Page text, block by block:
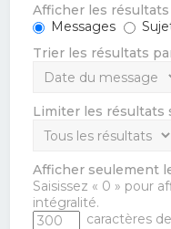
Afficher les
Messages
Trier les résultats
Limiter les résultats
Afficher seulement
Saisissez « 0 » pour
intégralité.
caractères